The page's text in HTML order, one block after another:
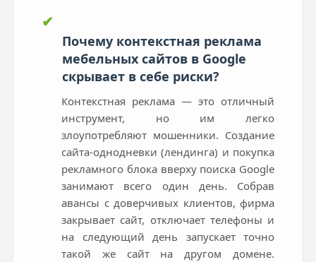
✔
Почему контекстная реклама
мебельных сайтов в Google
скрывает в себе риски?
Контекстная реклама — это отличный
инструмент, но им легко
злоупотребляют мошенники. Создание
сайта-однодневки (лендинга) и покупка
рекламного блока вверху поиска Google
занимают всего один день. Собрав
авансы с доверчивых клиентов, фирма
закрывает сайт, отключает телефоны и
на следующий день запускает точно
такой же сайт на другом домене.